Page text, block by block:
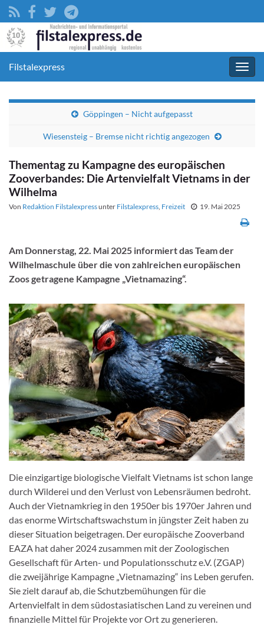
Filstalexpress
Göppingen – Nicht aufgepasst
Wiesensteig – Bremse nicht richtig angezogen
Thementag zu Kampagne des europäischen
Zooverbandes: Die Artenvielfalt Vietnams in der
Wilhelma
Von Redaktion Filstalexpressunter Filstalexpress, Freizeit 19. Mai 2025
Am Donnerstag, 22. Mai 2025 informiert das Team der
Wilhelmaschule über die von zahlreichen europäischen
Zoos getragene Kampagne „Vietnamazing“.
Die einzigartige biologische Vielfalt Vietnams ist schon lange
durch Wilderei und den Verlust von Lebensräumen bedroht.
Auch der Vietnamkrieg in den 1950er bis 1970er Jahren und
das enorme Wirtschaftswachstum in jüngster Zeit haben zu
dieser Situation beigetragen. Der europäische Zooverband
EAZA hat daher 2024 zusammen mit der Zoologischen
Gesellschaft für Arten- und Populationsschutz e.V. (ZGAP)
die zweijährige Kampagne „Vietnamazing“ ins Leben gerufen.
Sie zielt darauf ab, die Schutzbemühungen für die
Artenvielfalt in dem südostasiatischen Land zu vereinen und
finanzielle Mittel für Projekte vor Ort zu generieren.